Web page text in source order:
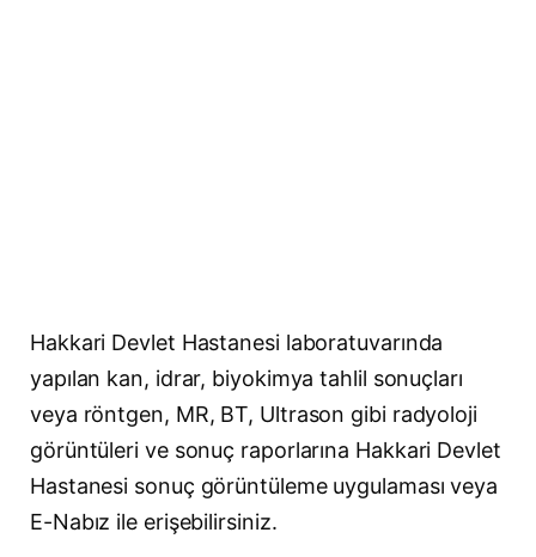
Hakkari Devlet Hastanesi laboratuvarında
yapılan kan, idrar, biyokimya tahlil sonuçları
veya röntgen, MR, BT, Ultrason gibi radyoloji
görüntüleri ve sonuç raporlarına Hakkari Devlet
Hastanesi sonuç görüntüleme uygulaması veya
E-Nabız ile erişebilirsiniz.